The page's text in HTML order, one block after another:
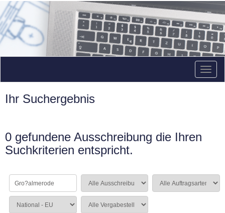
Ihr Suchergebnis
0 gefundene Ausschreibung die Ihren
Suchkriterien entspricht.